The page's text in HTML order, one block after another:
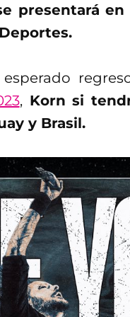
presentará
, Korn si
y Brasil.